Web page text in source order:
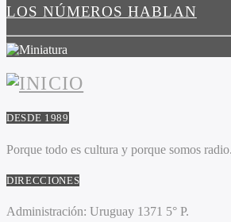
LOS NÚMEROS HABLAN
DESDE 1989
Porque todo es cultura y porque somos radio.
DIRECCIONES
Administración: Uruguay 1371 5° P.